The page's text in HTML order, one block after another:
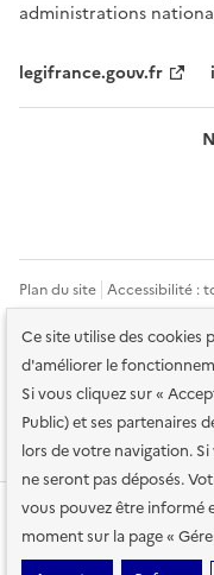
Ce site utilise des cookies
d'améliorer le
Si vous cliquez sur «
Public) et ses partenaires
lors de votre navigation.
ne seront pas déposés.
vous pouvez être informé
moment sur la page «
administrations
legifrance.gouv.fr
Plan du site Accessibilité :
services en ligne Mentions
Conditions générales
Sauf mention contraire,
etalab-2.0